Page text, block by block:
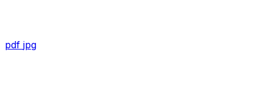
pdf jpg